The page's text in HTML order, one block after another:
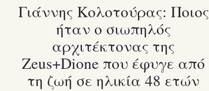
Γιάννης Κολοτούρας: Ποιος
ήταν ο σιωπηλός
αρχιτέκτονας της
Zeus+Dione που έφυγε από
τη ζωή σε ηλικία 48 ετών